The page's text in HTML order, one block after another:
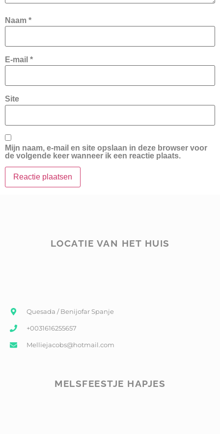
Naam *
E-mail *
Site
Mijn naam, e-mail en site opslaan in deze browser voor
de volgende keer wanneer ik een reactie plaats.
LOCATIE VAN HET HUIS
Quesada / Benijofar Spanje
+0031616255657
Melliejacobs@hotmail.com
MELSFEESTJE HAPJES